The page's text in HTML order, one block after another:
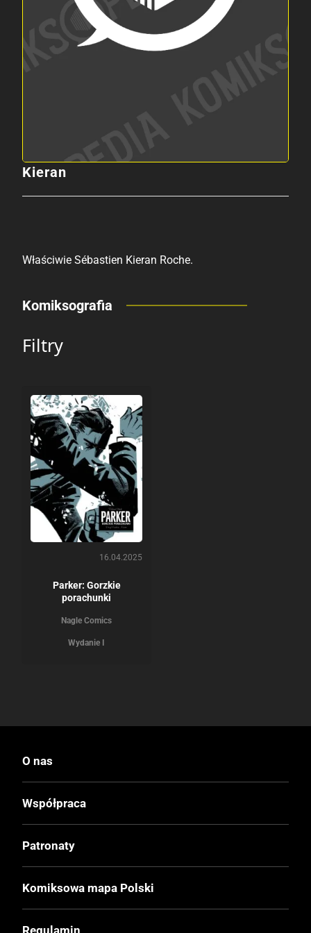
Kieran
Właściwie Sébastien Kieran Roche.
Komiksografia
Filtry
16.04.2025
Parker: Gorzkie
porachunki
Nagle Comics
Wydanie I
O nas
Współpraca
Patronaty
Komiksowa mapa Polski